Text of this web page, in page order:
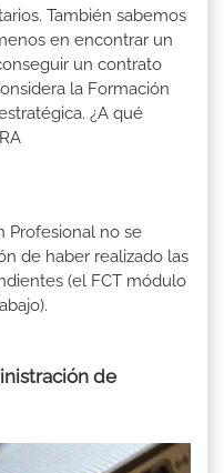
También sabemos
en encontrar un
un contrato
la Formación
¿A qué
Profesional no se
de haber realizado las
(el FCT módulo
de